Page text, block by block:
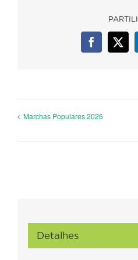
Facebook
X
Marchas Populares 2026
Detalhes